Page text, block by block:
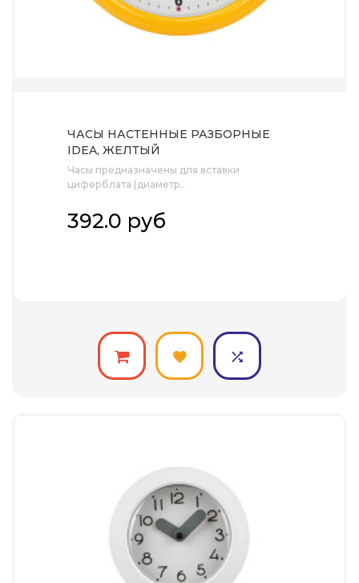
ЧАСЫ НАСТЕННЫЕ РАЗБОРНЫЕ
IDEA, ЖЕЛТЫЙ
Часы предназначены для вставки
циферблата (диаметр..
392.0 руб